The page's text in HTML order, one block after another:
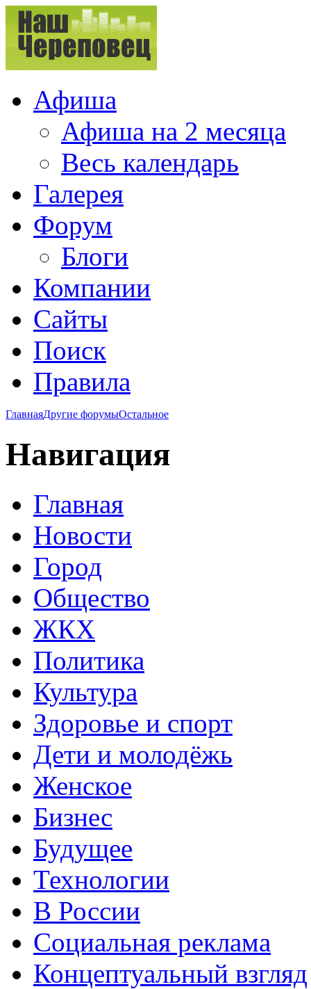
Афиша
Афиша на 2 месяца
Весь календарь
Галерея
Форум
Блоги
Компании
Сайты
Поиск
Правила
ГлавнаяДругие форумыОстальное
Навигация
Главная
Новости
Город
Общество
ЖКХ
Политика
Культура
Здоровье и спорт
Дети и молодёжь
Женское
Бизнес
Будущее
Технологии
В России
Социальная реклама
Концептуальный взгляд